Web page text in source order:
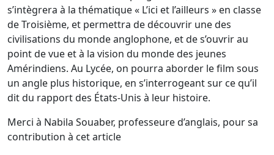
s’intègrera à la thématique « L’ici et l’ailleurs » en classe
de Troisième, et permettra de découvrir une des
civilisations du monde anglophone, et de s’ouvrir au
point de vue et à la vision du monde des jeunes
Amérindiens. Au Lycée, on pourra aborder le film sous
un angle plus historique, en s’interrogeant sur ce qu’il
dit du rapport des États-Unis à leur histoire.
Merci à Nabila Souaber, professeure d’anglais, pour sa
contribution à cet article